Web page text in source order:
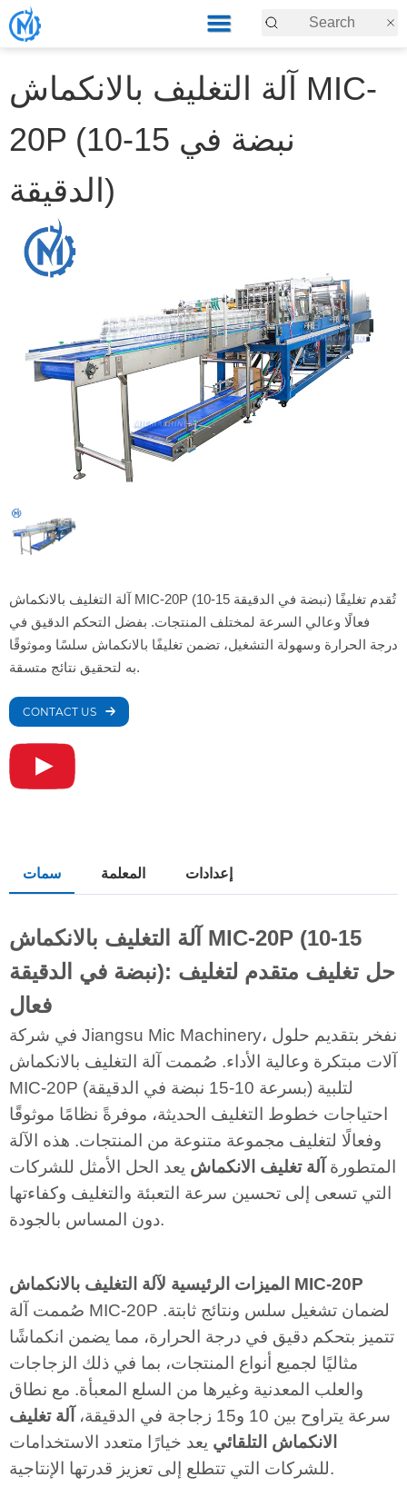
آلة التغليف بالانكماش MIC-
20P (10-15 نبضة في
الدقيقة)
آلة التغليف بالانكماش MIC-20P (10-15 نبضة في الدقيقة) تُقدم تغليفًا
فعالًا وعالي السرعة لمختلف المنتجات. بفضل التحكم الدقيق في
درجة الحرارة وسهولة التشغيل، تضمن تغليفًا بالانكماش سلسًا وموثوقًا
به لتحقيق نتائج متسقة.
CONTACT US
سمات المعلمة إعدادات
آلة التغليف بالانكماش MIC-20P (10-15
نبضة في الدقيقة): حل تغليف متقدم لتغليف
فعال
في شركة Jiangsu Mic Machinery، نفخر بتقديم حلول
آلات مبتكرة وعالية الأداء. صُممت آلة التغليف بالانكماش
MIC-20P (بسرعة 10-15 نبضة في الدقيقة) لتلبية
احتياجات خطوط التغليف الحديثة، موفرةً نظامًا موثوقًا
وفعالًا لتغليف مجموعة متنوعة من المنتجات. هذه الآلة
المتطورة آلة تغليف الانكماش يعد الحل الأمثل للشركات
التي تسعى إلى تحسين سرعة التعبئة والتغليف وكفاءتها
دون المساس بالجودة.
الميزات الرئيسية لآلة التغليف بالانكماش MIC-20P
صُممت آلة MIC-20P لضمان تشغيل سلس ونتائج ثابتة.
تتميز بتحكم دقيق في درجة الحرارة، مما يضمن انكماشًا
مثاليًا لجميع أنواع المنتجات، بما في ذلك الزجاجات
والعلب المعدنية وغيرها من السلع المعبأة. مع نطاق
سرعة يتراوح بين 10 و15 زجاجة في الدقيقة،
آلة تغليف
الانكماش التلقائي يعد خيارًا متعدد الاستخدامات
للشركات التي تتطلع إلى تعزيز قدرتها الإنتاجية.